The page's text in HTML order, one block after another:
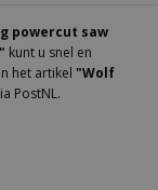
powercut saw
kunt u snel en
het artikel "Wolf
PostNL.